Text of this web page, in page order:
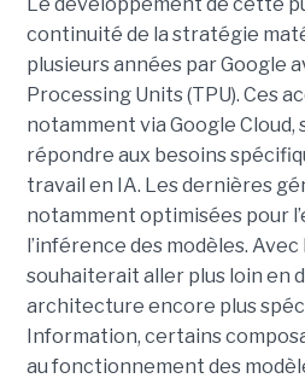
Le développement de cette
continuité de la stratégie
plusieurs années par Google
Processing Units (TPU). Ces
notamment via Google Cloud,
répondre aux besoins
travail en IA. Les dernières
notamment optimisées pour
l’inférence des modèles.
souhaiterait aller plus loin en
architecture encore plus
Information, certains
au fonctionnement des